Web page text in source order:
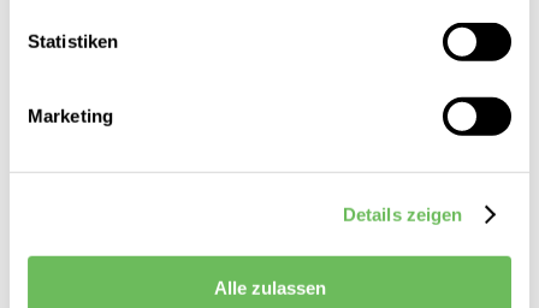
Statistiken
Marketing
Details zeigen
Alle zulassen